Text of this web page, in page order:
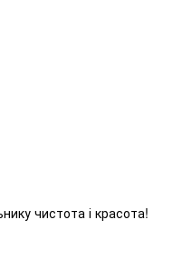
чистота і красота!